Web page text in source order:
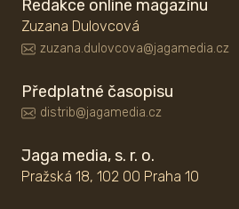
Redakce online magazínu
Zuzana Dulovcová
zuzana.dulovcova@jagamedia.cz
Předplatné časopisu
distrib@jagamedia.cz
Jaga media, s. r. o.
Pražská 18, 102 00 Praha 10